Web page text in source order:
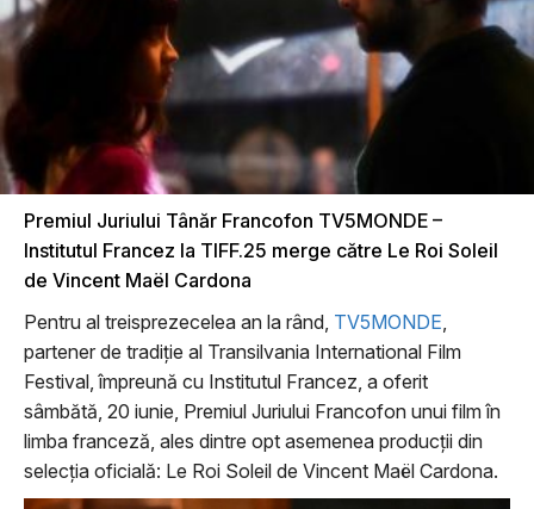
Premiul Juriului Tânăr Francofon TV5MONDE –
Institutul Francez la TIFF.25 merge către Le Roi Soleil
de Vincent Maël Cardona
Pentru al treisprezecelea an la rând, TV5MONDE,
partener de tradiție al Transilvania International Film
Festival, împreună cu Institutul Francez, a oferit
sâmbătă, 20 iunie, Premiul Juriului Francofon unui film în
limba franceză, ales dintre opt asemenea producții din
selecția oficială: Le Roi Soleil de Vincent Maël Cardona.